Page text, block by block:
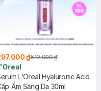
₫519.000 ₫
L'Oreal Hyaluronic Acid
Ẩm Sáng Da 30ml